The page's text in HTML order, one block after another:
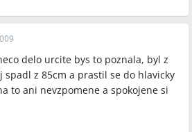
delo urcite bys to poznala, byl z
spadl z 85cm a prastil se do hlavicky
to ani nevzpomene a spokojene si